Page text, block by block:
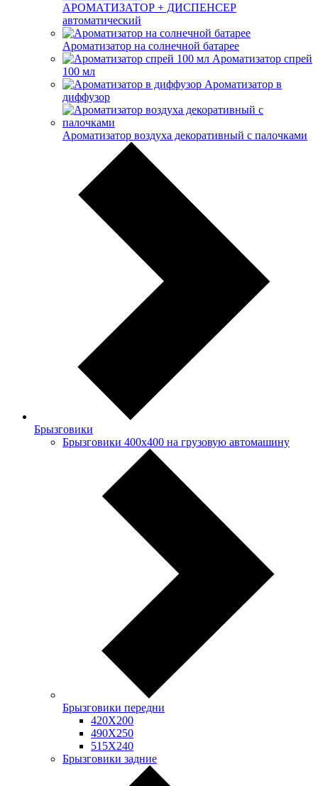
АРОМАТИЗАТОР + ДИСПЕНСЕР
автоматический
Ароматизатор на солнечной батарее
Ароматизатор спрей
100 мл
Ароматизатор в
диффузор
Ароматизатор воздуха декоративный с палочками
Брызговики
Брызговики 400х400 на грузовую автомашину
Брызговики передни
420Х200
490Х250
515Х240
Брызговики задние